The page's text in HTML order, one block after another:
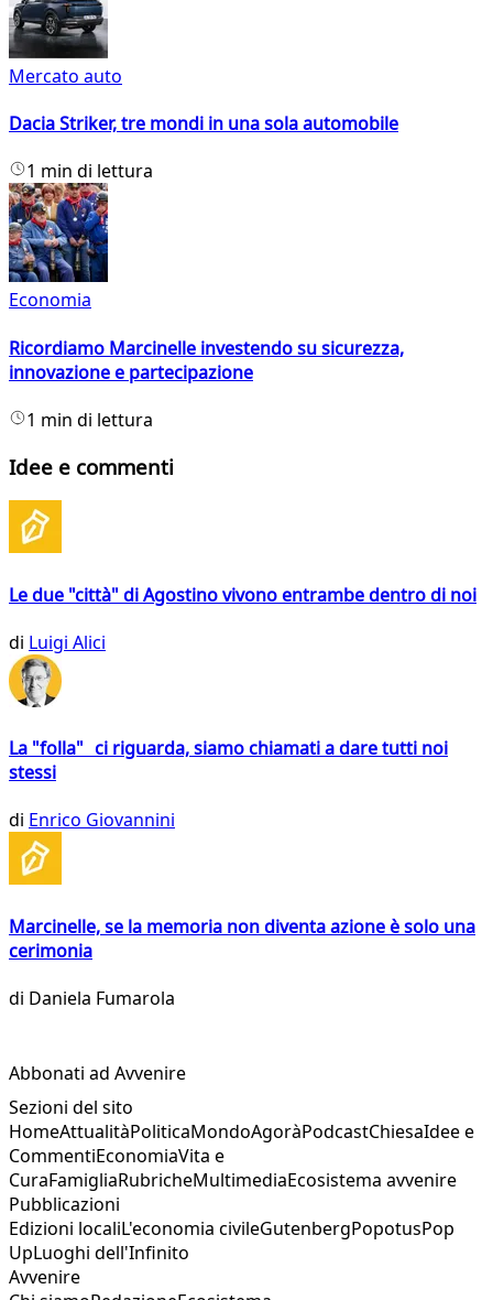
Mercato auto
Dacia Striker, tre mondi in una sola automobile
1 min di lettura
Economia
Ricordiamo Marcinelle investendo su sicurezza,
innovazione e partecipazione
1 min di lettura
Idee e commenti
Le due "città" di Agostino vivono entrambe dentro di noi
di Luigi Alici
La "folla" ci riguarda, siamo chiamati a dare tutti noi
stessi
di Enrico Giovannini
Marcinelle, se la memoria non diventa azione è solo una
cerimonia
di Daniela Fumarola
Abbonati ad Avvenire
Sezioni del sito
HomeAttualitàPoliticaMondoAgoràPodcastChiesaIdee e
CommentiEconomiaVita e
CuraFamigliaRubricheMultimediaEcosistema avvenire
Pubblicazioni
Edizioni localiL'economia civileGutenbergPopotusPop
UpLuoghi dell'Infinito
Avvenire